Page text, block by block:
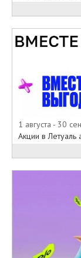
1 августа - 30
Акции в Летуаль